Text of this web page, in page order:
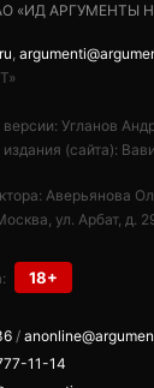
«ИД АРГУМЕНТЫ
,
Угланов
(сайта):
Аверьянова
ул. Арбат, д.
18+
/
11-14